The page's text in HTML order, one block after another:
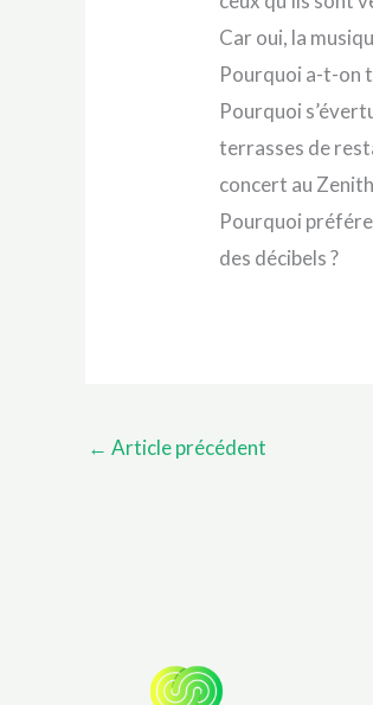
Car oui, la
Pourquoi a-t-on
Pourquoi
terrasses de
concert au
Pourquoi
des décibels ?
← Article précédent